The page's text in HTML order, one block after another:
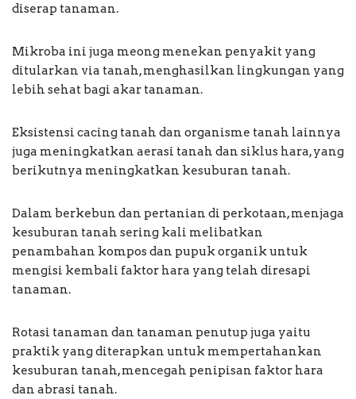
diserap tanaman.
Mikroba ini juga meong menekan penyakit yang
ditularkan via tanah, menghasilkan lingkungan yang
lebih sehat bagi akar tanaman.
Eksistensi cacing tanah dan organisme tanah lainnya
juga meningkatkan aerasi tanah dan siklus hara, yang
berikutnya meningkatkan kesuburan tanah.
Dalam berkebun dan pertanian di perkotaan, menjaga
kesuburan tanah sering kali melibatkan
penambahan kompos dan pupuk organik untuk
mengisi kembali faktor hara yang telah diresapi
tanaman.
Rotasi tanaman dan tanaman penutup juga yaitu
praktik yang diterapkan untuk mempertahankan
kesuburan tanah, mencegah penipisan faktor hara
dan abrasi tanah.